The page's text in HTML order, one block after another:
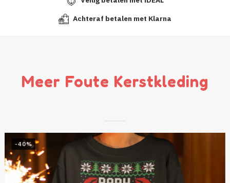
Achteraf betalen met Klarna
Meer Foute Kerstkleding
-40%